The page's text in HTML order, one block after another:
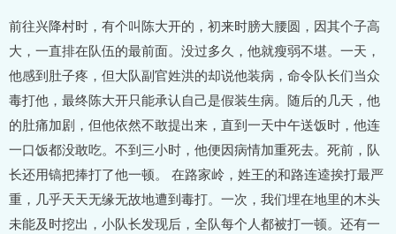
前往兴降村时，有个叫陈大开的，初来时膀大腰圆，因其个子高
大，一直排在队伍的最前面。没过多久，他就瘦弱不堪。一天，
他感到肚子疼，但大队副官姓洪的却说他装病，命令队长们当众
毒打他，最终陈大开只能承认自己是假装生病。随后的几天，他
的肚痛加剧，但他依然不敢提出来，直到一天中午送饭时，他连
一口饭都没敢吃。不到三小时，他便因病情加重死去。死前，队
长还用镐把捧打了他一顿。 在路家岭，姓王的和路连逵挨打最严
重，几乎天天无缘无故地遭到毒打。一次，我们埋在地里的木头
未能及时挖出，小队长发现后，全队每个人都被打一顿。还有一